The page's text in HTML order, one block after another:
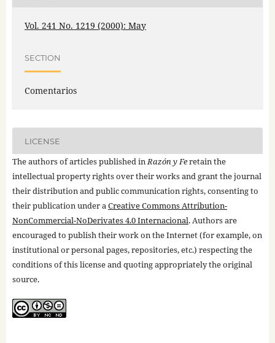
Vol. 241 No. 1219 (2000): May
SECTION
Comentarios
LICENSE
The authors of articles published inRazón y Feretain the
intellectual property rights over their works and grant the journal
their distribution and public communication rights, consenting to
their publication under aCreative Commons Attribution-
NonCommercial-NoDerivates 4.0 Internacional. Authors are
encouraged to publish their work on the Internet (for example, on
institutional or personal pages, repositories, etc.) respecting the
conditions of this license and quoting appropriately the original
source.